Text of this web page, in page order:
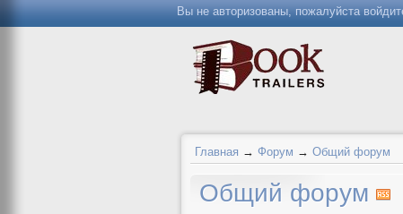
Вы не авторизованы, пожалуйста
Главная → Форум → Общий форум
Общий форум